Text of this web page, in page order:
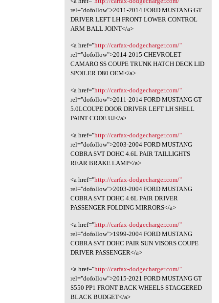
rel="dofollow">2011-2014 FORD MUSTANG GT
DRIVER LEFT LH FRONT LOWER CONTROL
ARM BALL JOINT</a>
<a href="http://carfax-dodgecharger.com/"
rel="dofollow">2014-2015 CHEVROLET
CAMARO SS COUPE TRUNK HATCH DECK LID
SPOILER D80 OEM</a>
<a href="http://carfax-dodgecharger.com/"
rel="dofollow">2011-2014 FORD MUSTANG GT
5.0LCOUPE DOOR DRIVER LEFT LH SHELL
PAINT CODE UJ</a>
<a href="http://carfax-dodgecharger.com/"
rel="dofollow">2003-2004 FORD MUSTANG
COBRA SVT DOHC 4.6L PAIR TAILLIGHTS
REAR BRAKE LAMP</a>
<a href="http://carfax-dodgecharger.com/"
rel="dofollow">2003-2004 FORD MUSTANG
COBRA SVT DOHC 4.6L PAIR DRIVER
PASSENGER FOLDING MIRRORS</a>
<a href="http://carfax-dodgecharger.com/"
rel="dofollow">1999-2004 FORD MUSTANG
COBRA SVT DOHC PAIR SUN VISORS COUPE
DRIVER PASSENGER</a>
<a href="http://carfax-dodgecharger.com/"
rel="dofollow">2015-2021 FORD MUSTANG GT
S550 PP1 FRONT BACK WHEELS STAGGERED
BLACK BUDGET</a>